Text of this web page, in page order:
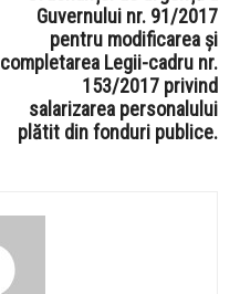
Guvernului nr. 91/2017
pentru modificarea și
completarea Legii-cadru nr.
153/2017 privind
salarizarea personalului
plătit din fonduri publice.